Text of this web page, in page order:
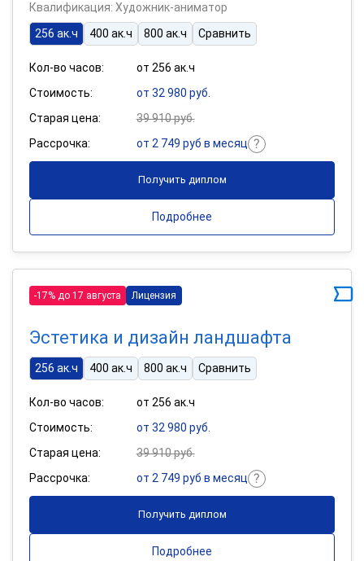
Квалификация: Художник-аниматор
256 ак.ч
400 ак.ч 800 ак.ч Сравнить
Кол-во часов:
от 256 ак.ч
Стоимость:
от 32 980 руб.
Старая цена:
39 910 руб.
Рассрочка:
от 2 749 руб в месяц
Получить диплом
Подробнее
-17% до 17 августа Лицензия
Эстетика и дизайн ландшафта
256 ак.ч 400 ак.ч 800 ак.ч Сравнить
Кол-во часов:
от 256 ак.ч
Стоимость:
от 32 980 руб.
Старая цена:
39 910 руб.
Рассрочка:
от 2 749 руб в месяц
Получить диплом
Подробнее